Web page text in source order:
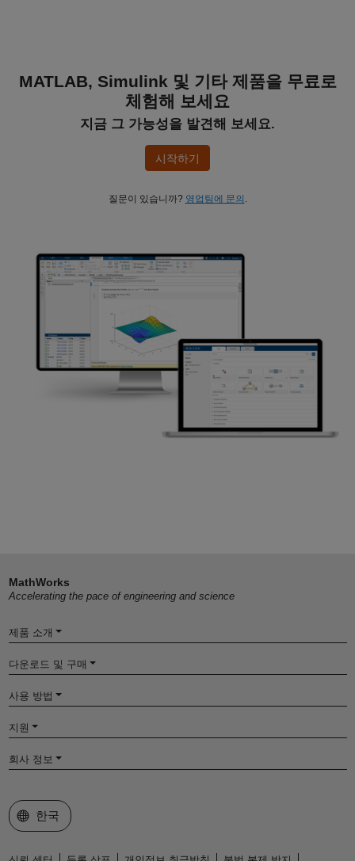
MATLAB, Simulink 및 기타 제품을 무료로
체험해 보세요
지금 그 가능성을 발견해 보세요.
시작하기
질문이 있습니까? 영업팀에 문의 .
MathWorks
Accelerating the pace of engineering and science
제품 소개
다운로드 및 구매
사용 방법
지원
회사 정보
웹사이트 선택
한국